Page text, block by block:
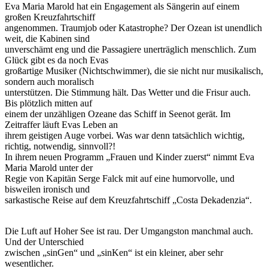
Eva Maria Marold hat ein Engagement als Sängerin auf einem
großen Kreuzfahrtschiff
angenommen. Traumjob oder Katastrophe? Der Ozean ist unendlich
weit, die Kabinen sind
unverschämt eng und die Passagiere unerträglich menschlich. Zum
Glück gibt es da noch Evas
großartige Musiker (Nichtschwimmer), die sie nicht nur musikalisch,
sondern auch moralisch
unterstützen. Die Stimmung hält. Das Wetter und die Frisur auch.
Bis plötzlich mitten auf
einem der unzähligen Ozeane das Schiff in Seenot gerät. Im
Zeitraffer läuft Evas Leben an
ihrem geistigen Auge vorbei. Was war denn tatsächlich wichtig,
richtig, notwendig, sinnvoll?!
In ihrem neuen Programm „Frauen und Kinder zuerst“ nimmt Eva
Maria Marold unter der
Regie von Kapitän Serge Falck mit auf eine humorvolle, und
bisweilen ironisch und
sarkastische Reise auf dem Kreuzfahrtschiff „Costa Dekadenzia“.
Die Luft auf Hoher See ist rau. Der Umgangston manchmal auch.
Und der Unterschied
zwischen „sinGen“ und „sinKen“ ist ein kleiner, aber sehr
wesentlicher.